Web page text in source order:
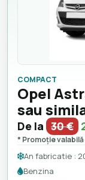
COMPACT
Opel
sau
De la 30 €
* Promoție
An fabricatie :
Benzina